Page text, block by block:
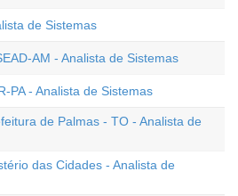
de Sistemas
AM - Analista de Sistemas
PA - Analista de Sistemas
de Palmas - TO - Analista de
das Cidades - Analista de